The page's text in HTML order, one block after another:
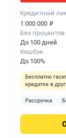
Кредитный
1 000 000 ₽
Без процентов
До 100 дней
Кешбэк
До 100%
Бесплатно
кредитке в
Рассрочка